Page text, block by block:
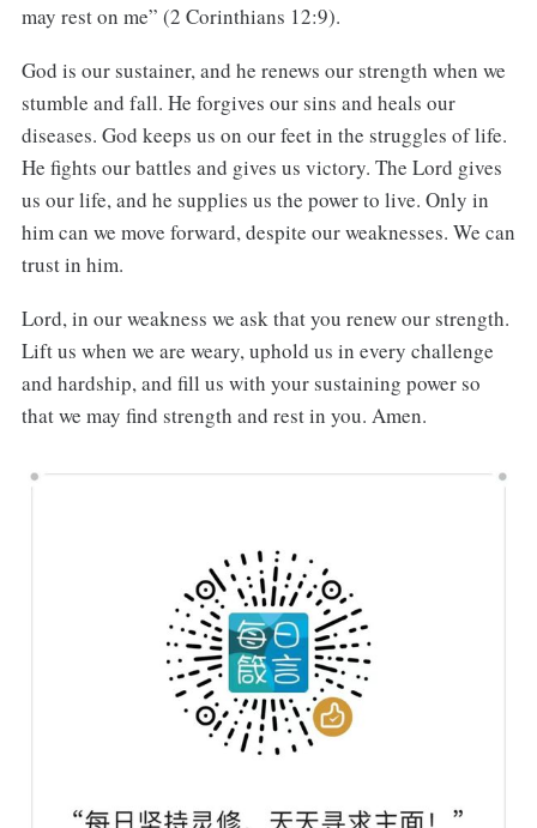
may rest on me” (2 Corinthians 12:9).
God is our sustainer, and he renews our strength when we
stumble and fall. He forgives our sins and heals our
diseases. God keeps us on our feet in the struggles of life.
He fights our battles and gives us victory. The Lord gives
us our life, and he supplies us the power to live. Only in
him can we move forward, despite our weaknesses. We can
trust in him.
Lord, in our weakness we ask that you renew our strength.
Lift us when we are weary, uphold us in every challenge
and hardship, and fill us with your sustaining power so
that we may find strength and rest in you. Amen.